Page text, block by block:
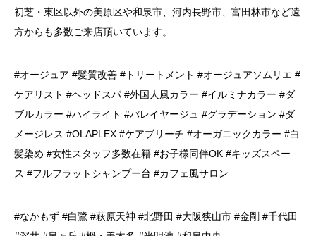
初芝・東区以外の美原区や和泉市、河内長野市、富田林市など遠
方からも多数ご来店頂いています。
#オージュア #髪質改善 #トリートメント #オージュアソムリエ #
ケアリスト #ヘッドスパ #外国人風カラー #イルミナカラー #ダ
ブルカラー #ハイライト #バレイヤージュ #グラデーション #ダ
メージレス #OLAPLEX #ケアブリーチ #オーガニックカラー #白
髪染め #女性スタッフ多数在籍 #お子様同伴OK #キッズスペー
ス #フルフラットシャンプー台 #カフェ風サロン
#なかもず #白鷺 #萩原天神 #北野田 #大阪狭山市 #金剛 #千代田